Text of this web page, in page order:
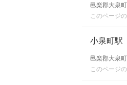
邑楽郡大泉
このページ
小泉町駅
邑楽郡大泉
このページ